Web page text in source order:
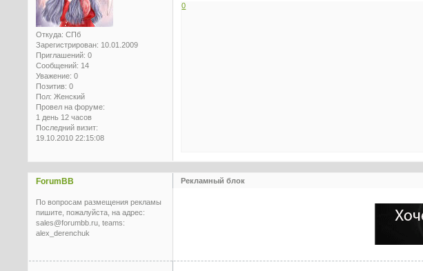
Откуда: СПб
Зарегистрирован: 10.01.2009
Приглашений: 0
Сообщений: 14
Уважение: 0
Позитив: 0
Пол: Женский
Провел на форуме:
1 день 12 часов
Последний визит:
19.10.2010 22:15:08
0
Рекламный блок
ForumBB
По вопросам размещения рекламы
пишите, пожалуйста, на адрес:
sales@forumbb.ru, teams:
alex_derenchuk